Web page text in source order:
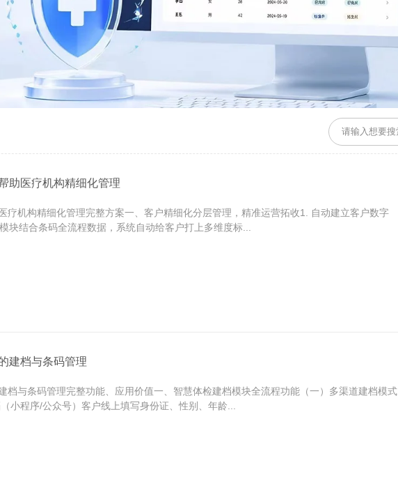
助医疗机构精细化管理
疗机构精细化管理完整方案一、客户精细化分层管理，精准运营拓收1. 自动建立客户数字
块结合条码全流程数据，系统自动给客户打上多维度标...
建档与条码管理
档与条码管理完整功能、应用价值一、智慧体检建档模块全流程功能（一）多渠道建档模式
小程序/公众号）客户线上填写身份证、性别、年龄...